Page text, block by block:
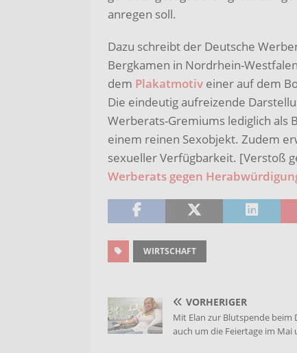
anregen soll.
Dazu schreibt der Deutsche
Bergkamen in Nordrhein-
dem Plakatmotiv einer auf dem
Die eindeutig aufreizende
Werberats-Gremiums lediglich als
einem reinen Sexobjekt. Zudem
sexueller Verfügbarkeit. [Verstoß
Werberats gegen
WIRTSCHAFT
VORHERIGER
Mit Elan zur Blutspende beim
auch um die Feiertage im Mai